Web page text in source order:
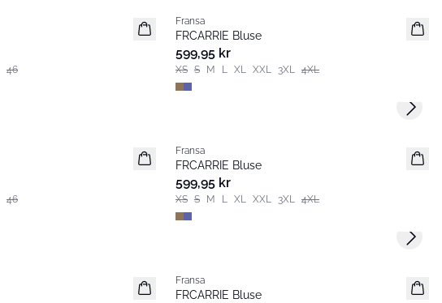
46
Nyhet
Fransa
FRCARRIE Bluse
599,95 kr
XS S M L XL XXL 3XL 4XL
46
Nyhet
Fransa
FRCARRIE Bluse
599,95 kr
XS S M L XL XXL 3XL 4XL
Next
Nyhet
Fransa
FRCARRIE Bluse
Next